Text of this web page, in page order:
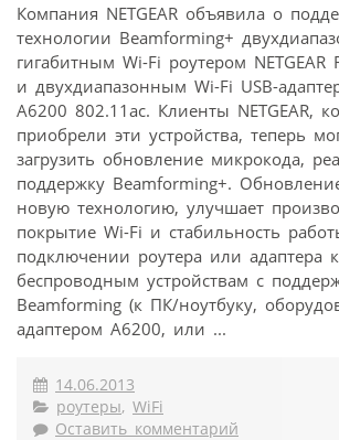
Компания NETGEAR объявила о
технологии Beamforming+
гигабитным Wi-Fi роутером NETGEAR
и двухдиапазонным Wi-Fi USB-
A6200 802.11ac. Клиенты NETGEAR,
приобрели эти устройства, теперь
загрузить обновление микрокода,
поддержку Beamforming+.
новую технологию, улучшает
покрытие Wi-Fi и стабильность
подключении роутера или адаптера
беспроводным устройствам с
Beamforming (к ПК/ноутбуку,
адаптером A6200, или ...
14.06.2013
роутеры, WiFi
Оставить комментарий